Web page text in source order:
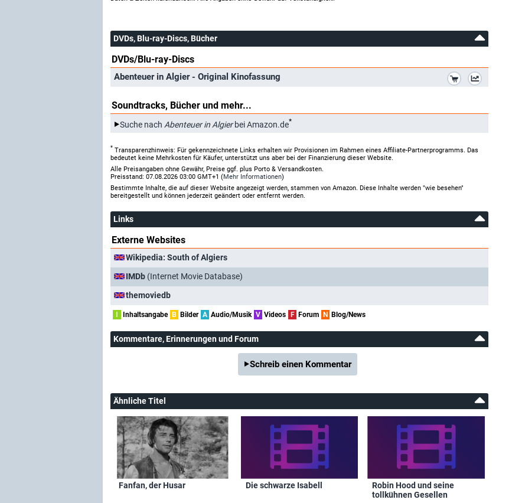
DVDs, Blu-ray-Discs, Bücher
DVDs/Blu-ray-Discs
Abenteuer in Algier - Original Kinofassung
Soundtracks, Bücher und mehr...
Suche nach Abenteuer in Algierbei Amazon.de*
* Transparenzhinweis: Für gekennzeichnete Links erhalten wir Provisionen im Rahmen eines Affiliate-Partnerprogramms. Das
bedeutet keine Mehrkosten für Käufer, unterstützt uns aber bei der Finanzierung dieser Website.
Alle Preisangaben ohne Gewähr, Preise ggf. plus Porto & Versandkosten.
Preisstand: 07.08.2026 03:00 GMT+1 (Mehr Informationen)
Bestimmte Inhalte, die auf dieser Website angezeigt werden, stammen von Amazon. Diese Inhalte werden "wie besehen"
bereitgestellt und können jederzeit geändert oder entfernt werden.
Links
Externe Websites
Wikipedia: South of Algiers
IMDb (Internet Movie Database)
themoviedb
I Inhaltsangabe B Bilder A Audio/Musik V Videos F Forum N Blog/News
Kommentare, Erinnerungen und Forum
Schreib einen Kommentar
Ähnliche Titel
Fanfan, der Husar Die schwarze Isabell
Robin Hood und seine
tollkühnen Gesellen